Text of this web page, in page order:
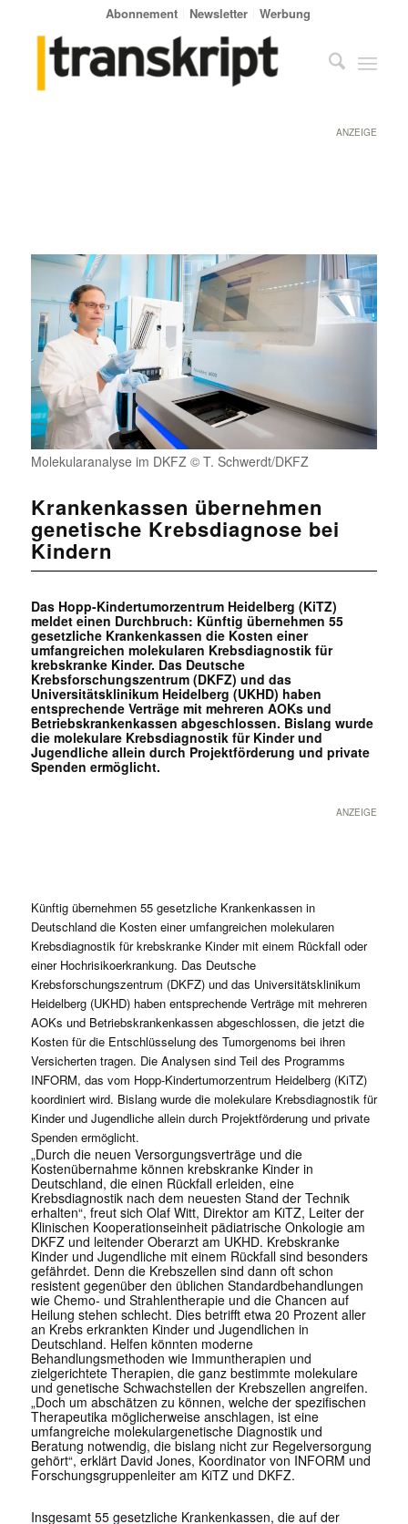
Abonnement Newsletter Werbung
ANZEIGE
Molekularanalyse im DKFZ © T. Schwerdt/DKFZ
Krankenkassen übernehmen
genetische Krebsdiagnose bei
Kindern
Das Hopp-Kindertumorzentrum Heidelberg (KiTZ)
meldet einen Durchbruch: Künftig übernehmen 55
gesetzliche Krankenkassen die Kosten einer
umfangreichen molekularen Krebsdiagnostik für
krebskranke Kinder. Das Deutsche
Krebsforschungszentrum (DKFZ) und das
Universitätsklinikum Heidelberg (UKHD) haben
entsprechende Verträge mit mehreren AOKs und
Betriebskrankenkassen abgeschlossen. Bislang wurde
die molekulare Krebsdiagnostik für Kinder und
Jugendliche allein durch Projektförderung und private
Spenden ermöglicht.
ANZEIGE
Künftig übernehmen 55 gesetzliche Krankenkassen in
Deutschland die Kosten einer umfangreichen molekularen
Krebsdiagnostik für krebskranke Kinder mit einem Rückfall oder
einer Hochrisikoerkrankung. Das Deutsche
Krebsforschungszentrum (DKFZ) und das Universitätsklinikum
Heidelberg (UKHD) haben entsprechende Verträge mit mehreren
AOKs und Betriebskrankenkassen abgeschlossen, die jetzt die
Kosten für die Entschlüsselung des Tumorgenoms bei ihren
Versicherten tragen. Die Analysen sind Teil des Programms
INFORM, das vom Hopp-Kindertumorzentrum Heidelberg (KiTZ)
koordiniert wird. Bislang wurde die molekulare Krebsdiagnostik für
Kinder und Jugendliche allein durch Projektförderung und private
Spenden ermöglicht.
„Durch die neuen Versorgungsverträge und die
Kostenübernahme können krebskranke Kinder in
Deutschland, die einen Rückfall erleiden, eine
Krebsdiagnostik nach dem neuesten Stand der Technik
erhalten“, freut sich Olaf Witt, Direktor am KiTZ, Leiter der
Klinischen Kooperationseinheit pädiatrische Onkologie am
DKFZ und leitender Oberarzt am UKHD. Krebskranke
Kinder und Jugendliche mit einem Rückfall sind besonders
gefährdet. Denn die Krebszellen sind dann oft schon
resistent gegenüber den üblichen Standardbehandlungen
wie Chemo- und Strahlentherapie und die Chancen auf
Heilung stehen schlecht. Dies betrifft etwa 20 Prozent aller
an Krebs erkrankten Kinder und Jugendlichen in
Deutschland. Helfen könnten moderne
Behandlungsmethoden wie Immuntherapien und
zielgerichtete Therapien, die ganz bestimmte molekulare
und genetische Schwachstellen der Krebszellen angreifen.
„Doch um abschätzen zu können, welche der spezifischen
Therapeutika möglicherweise anschlagen, ist eine
umfangreiche molekulargenetische Diagnostik und
Beratung notwendig, die bislang nicht zur Regelversorgung
gehört“, erklärt David Jones, Koordinator von INFORM und
Forschungsgruppenleiter am KiTZ und DKFZ.
Insgesamt 55 gesetzliche Krankenkassen, die auf der